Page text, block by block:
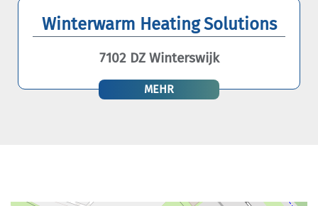
Winterwarm Heating Solutions
7102 DZ Winterswijk
MEHR